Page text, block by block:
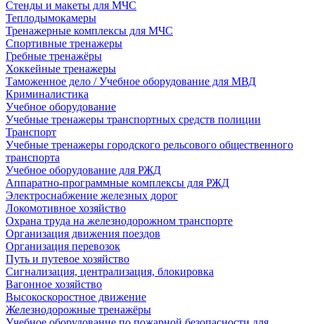
Стенды и макеты для МЧС
Теплодымокамеры
Тренажерные комплексы для МЧС
Спортивные тренажеры
Гребные тренажёры
Хоккейные тренажеры
Таможенное дело / Учебное оборудование для МВД
Криминалистика
Учебное оборудование
Учебные тренажеры транспортных средств полиции
Транспорт
Учебные тренажеры городского рельсового общественного
транспорта
Учебное оборудование для РЖД
Аппаратно-программные комплексы для РЖД
Электроснабжение железных дорог
Локомотивное хозяйство
Охрана труда на железнодорожном транспорте
Организация движения поездов
Организация перевозок
Путь и путевое хозяйство
Сигнализация, централизация, блокировка
Вагонное хозяйство
Высокоскоростное движение
Железнодорожные тренажёры